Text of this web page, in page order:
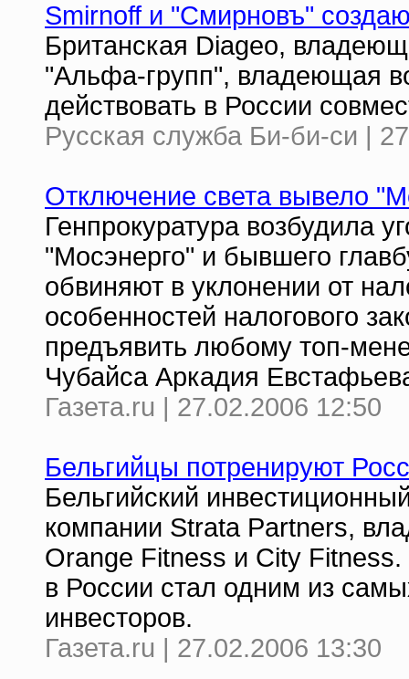
Smirnoff и "Смирновъ"
Британская Diageo,
"Альфа-групп", владеющая
действовать в России
Русская служба Би-би-си |
Отключение света вывело
Генпрокуратура возбудила
"Мосэнерго" и бывшего
обвиняют в уклонении от
особенностей налогового
предъявить любому топ-
Чубайса Аркадия
Газета.ru | 27.02.2006 12:50
Бельгийцы потренируют
Бельгийский
компании Strata Partners,
Orange Fitness и City
в России стал одним из
инвесторов.
Газета.ru | 27.02.2006 13:30